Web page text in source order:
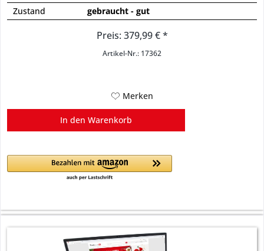
Zustand
gebraucht - gut
Preis: 379,99 € *
Artikel-Nr.: 17362
Merken
In den Warenkorb